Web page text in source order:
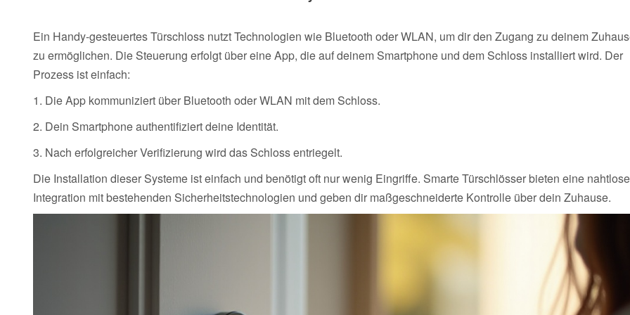
Ein Handy-gesteuertes Türschloss nutzt Technologien wie Bluetooth oder WLAN, um dir den Zugang zu deinem
zu ermöglichen. Die Steuerung erfolgt über eine App, die auf deinem Smartphone und dem Schloss installiert wird. Der
Prozess ist einfach:
1. Die App kommuniziert über Bluetooth oder WLAN mit dem Schloss.
2. Dein Smartphone authentifiziert deine Identität.
3. Nach erfolgreicher Verifizierung wird das Schloss entriegelt.
Die Installation dieser Systeme ist einfach und benötigt oft nur wenig Eingriffe. Smarte Türschlösser bieten eine nahtlose
Integration mit bestehenden Sicherheitstechnologien und geben dir maßgeschneiderte Kontrolle über dein Zuhause.